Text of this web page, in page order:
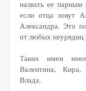
назвать ее
если отца зовут
Александра. Это
от любых неурядиц
Таких имен
Валентина, Кира,
Влада.